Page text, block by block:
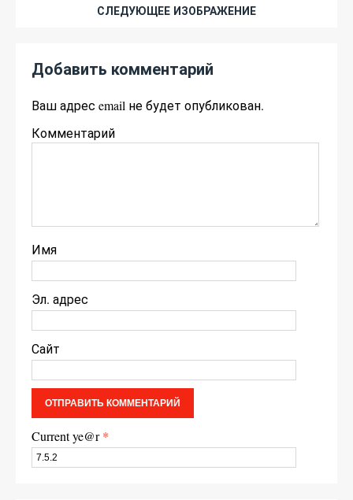
СЛЕДУЮЩЕЕ ИЗОБРАЖЕНИЕ
Добавить комментарий
Ваш адрес email не будет опубликован.
Комментарий
Имя
Эл. адрес
Сайт
Current ye@r*